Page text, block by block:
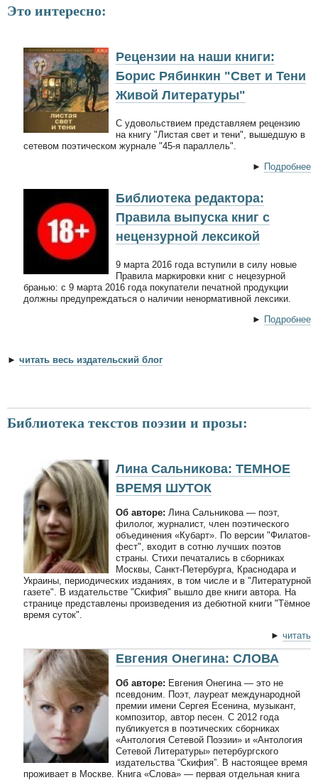
Это интересно:
Рецензии на наши книги:
Борис Рябинкин "Свет и Тени
Живой Литературы"
С удовольствием представляем рецензию
на книгу "Листая свет и тени", вышедшую в
сетевом поэтическом журнале "45-я параллель".
► Подробнее
Библиотека редактора:
Правила выпуска книг с
нецензурной лексикой
9 марта 2016 года вступили в силу новые
Правила маркировки книг с нецезурной
бранью: с 9 марта 2016 года покупатели печатной продукции
должны предупреждаться о наличии ненормативной лексики.
► Подробнее
► читать весь издательский блог
Библиотека текстов поэзии и прозы:
Лина Сальникова: ТЕМНОЕ
ВРЕМЯ ШУТОК
Об авторе: Лина Сальникова — поэт,
филолог, журналист, член поэтического
объединения «Кубарт». По версии "Филатов-
фест", входит в сотню лучших поэтов
страны. Стихи печатались в сборниках
Москвы, Санкт-Петербурга, Краснодара и
Украины, периодических изданиях, в том числе и в "Литературной
газете". В издательстве "Скифия" вышло две книги автора. На
странице представлены произведения из дебютной книги "Тёмное
время суток".
► читать
Евгения Онегина: СЛОВА
Об авторе: Евгения Онегина — это не
псевдоним. Поэт, лауреат международной
премии имени Сергея Есенина, музыкант,
композитор, автор песен. С 2012 года
публикуется в поэтических сборниках
«Антология Сетевой Поэзии» и «Антология
Сетевой Литературы» петербургского
издательства “Скифия”. В настоящее время
проживает в Москве. Книга «Слова» — первая отдельная книга